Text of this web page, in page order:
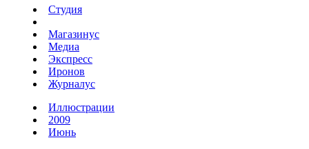
Студия
Магазинус
Медиа
Экспресс
Иронов
Журналус
Иллюстрации
2009
Июнь